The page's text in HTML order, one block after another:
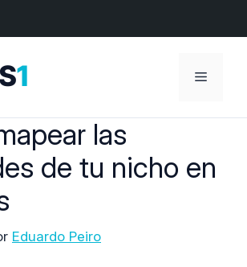
Menú
las
de tu nicho en
Eduardo Peiro